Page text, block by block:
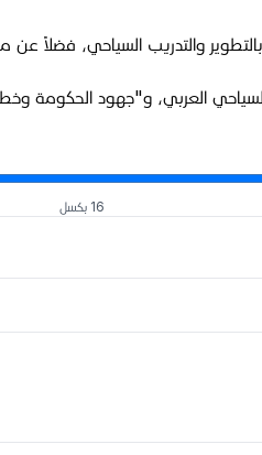
والتدريب السياحي، فضلاً
العربي، و"جهود الحكومة
16 بكسل